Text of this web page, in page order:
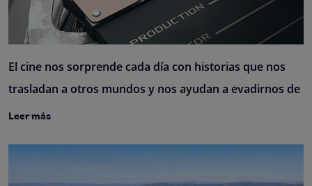
El cine nos sorprende cada día con historias que nos
trasladan a otros mundos y nos ayudan a evadirnos de
Leer más